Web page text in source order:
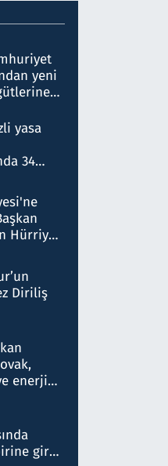
yeni
kararı
yasa
34
Hürriyet
Diriliş
enerji
girdi: